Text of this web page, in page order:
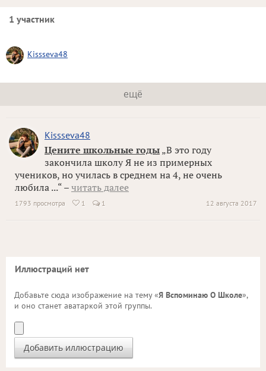
1 участник
Kissseva48
ещё
Kissseva48
Цените школьные годы „В это году
закончила школу Я не из примерных
учеников, но училась в среднем на 4, не очень
любила ...“ – читать далее
12 августа 2017
1793 просмотра  1 1
Иллюстраций нет
Добавьте сюда изображение на тему «Я Вспоминаю О Школе»,
и оно станет аватаркой этой группы.